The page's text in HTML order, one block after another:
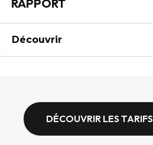
RAPPORT
Découvrir
DÉCOUVRIR LES TARIFS